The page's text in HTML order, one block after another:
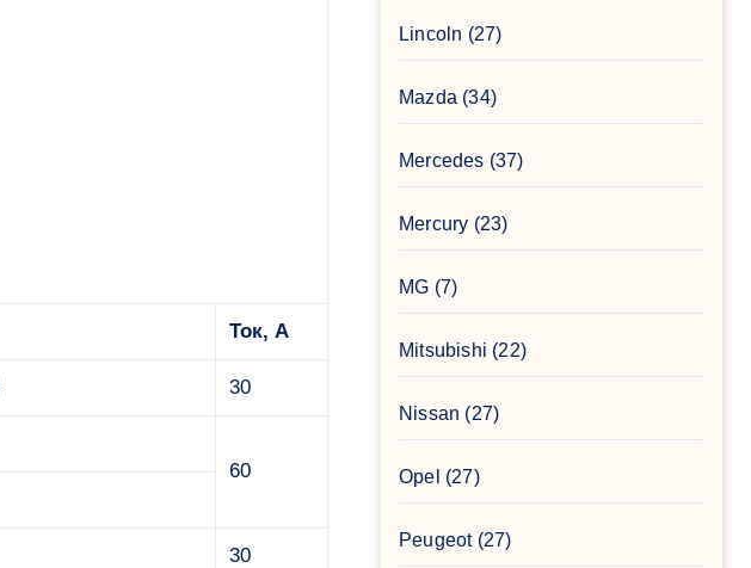
Ток, А
30
60
30
Lincoln (27)
Mazda (34)
Mercedes (37)
Mercury (23)
MG (7)
Mitsubishi (22)
Nissan (27)
Opel (27)
Peugeot(27)